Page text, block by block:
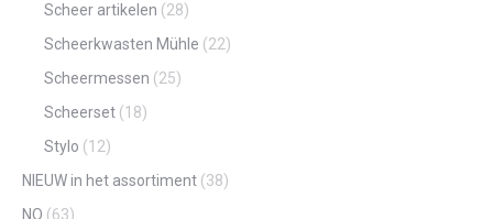
Scheer artikelen (28)
Scheerkwasten Mühle (22)
Scheermessen (25)
Scheerset (18)
Stylo (12)
NIEUW in het assortiment (38)
NO (63)